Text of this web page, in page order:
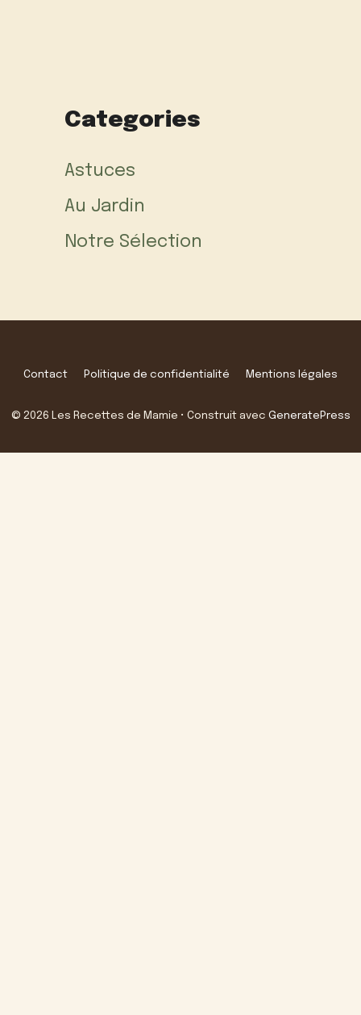
Categories
Astuces
Au Jardin
Notre Sélection
Contact Politique de confidentialité Mentions légales
© 2026 Les Recettes de Mamie • Construit avec GeneratePress